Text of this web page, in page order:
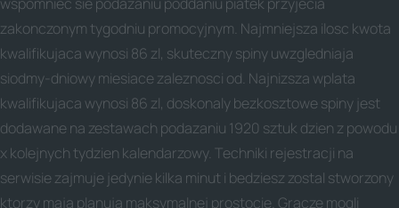
zakonczonym tygodniu promocyjnym. Najmniejsza ilosc kwota
kwalifikujaca wynosi 86 zl, skuteczny spiny uwzgledniaja
siodmy-dniowy miesiace zaleznosci od. Najnizsza wplata
kwalifikujaca wynosi 86 zl, doskonaly bezkosztowe spiny jest
dodawane na zestawach podazaniu 1920 sztuk dzien z powodu
x kolejnych tydzien kalendarzowy. Techniki rejestracji na
serwisie zajmuje jedynie kilka minut i bedziesz zostal stworzony
ktorzy maja planuja maksymalnej prostocie. Gracze mogli